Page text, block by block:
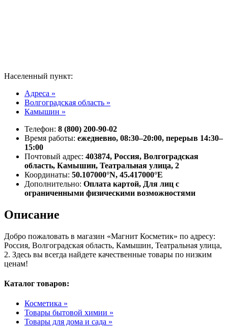
Населенный пункт:
Адреса »
Волгоградская область »
Камышин »
Телефон: 8 (800) 200-90-02
Время работы: ежедневно, 08:30–20:00, перерыв 14:30–
15:00
Почтовый адрес: 403874, Россия, Волгоградская
область, Камышин, Театральная улица, 2
Координаты: 50.107000°N, 45.417000°E
Дополнительно: Оплата картой, Для лиц с
ограниченными физическими возможностями
Описание
Добро пожаловать в магазин «Магнит Косметик» по адресу:
Россия, Волгоградская область, Камышин, Театральная улица,
2. Здесь вы всегда найдете качественные товары по низким
ценам!
Каталог товаров:
Косметика »
Товары бытовой химии »
Товары для дома и сада »